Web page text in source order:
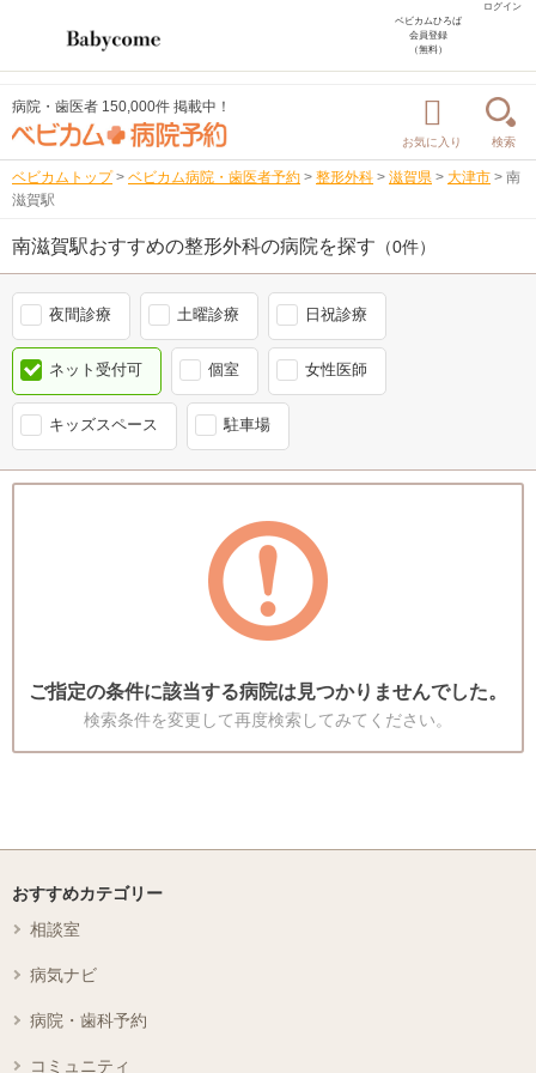
ログイン
ベビカムひろば
会員登録
（無料）
病院・歯医者 150,000件 掲載中！
お気に入り 検索
ベビカムトップ > ベビカム病院・歯医者予約 > 整形外科 > 滋賀県 > 大津市 > 南
滋賀駅
南滋賀駅おすすめの整形外科の病院を探す （0件）
夜間診療 土曜診療 日祝診療
ネット受付可 個室 女性医師
キッズスペース 駐車場
ご指定の条件に該当する病院は見つかりませんでした。
検索条件を変更して再度検索してみてください。
おすすめカテゴリー
相談室
病気ナビ
病院・歯科予約
コミュニティ